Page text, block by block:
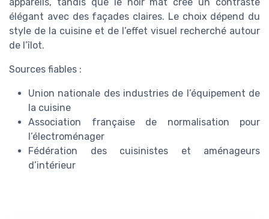
élégant avec des façades claires. Le choix dépend du
style de la cuisine et de l’effet visuel recherché autour
de l’îlot.
Sources fiables :
Union nationale des industries de l’équipement de
la cuisine
Association française de normalisation pour
l’électroménager
Fédération des cuisinistes et aménageurs
d’intérieur